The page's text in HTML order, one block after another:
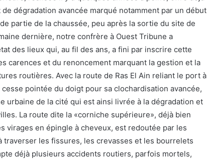
dégradation avancée marqué notamment par un début
partie de la chaussée, peu après la sortie du site de
dernière, notre confrère à Ouest Tribune a
des lieux qui, au fil des ans, a fini par inscrire cette
carences et du renoncement marquant la gestion et la
routières. Avec la route de Ras El Ain reliant le port à
pointée du doigt pour sa clochardisation avancée,
urbaine de la cité qui est ainsi livrée à la dégradation et
La route dite la «corniche supérieure», déjà bien
virages en épingle à cheveux, est redoutée par les
traverser les fissures, les crevasses et les bourrelets
déjà plusieurs accidents routiers, parfois mortels,